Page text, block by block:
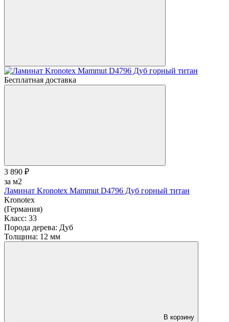
Бесплатная доставка
3 890 ₽
за м2
Ламинат Kronotex Mammut D4796 Дуб горный титан
Kronotex
(Германия)
Класс: 33
Порода дерева: Дуб
Толщина: 12 мм
В корзину